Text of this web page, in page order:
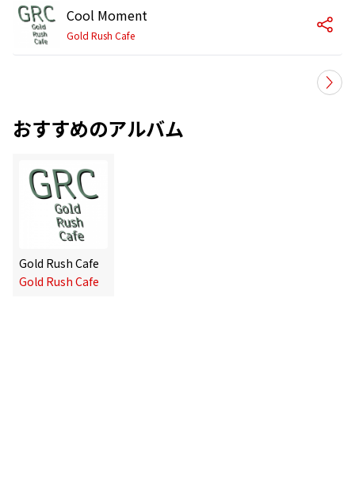
Cool Moment
Gold Rush Cafe
おすすめのアルバム
Gold Rush Cafe
Gold Rush Cafe